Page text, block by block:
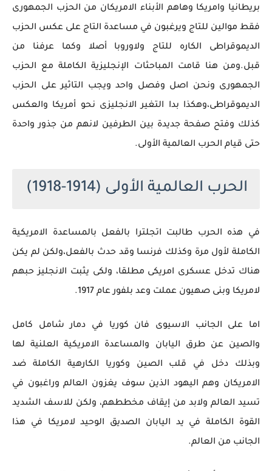
بريطانيا وامريكا وهاهم الأبناء الامريكان من الحزب الجمهورى
فقط موالين للتاج ويرغبون في مساعدة التاج على عكس الحزب
الديموقراطى الكاره للتاج ولاوروبا أصلا وكما عرفنا من
قبل.ومن هنا قامت المباحثات الإنجليزية الكاملة مع الحزب
الجمهورى ونحن اصل وفصل واحد ويجب التاثير على الحزب
الديموقراطى،وهكذا بدا التغير الانجليزى نحو أمريكا والعكس
كذلك وفتح صفحة جديدة بين الطرفين لانهم من جذور واحدة
حتى قيام الحرب العالمية الأولى.
الحرب العالمية الأولى (1914-1918)
في هذه الحرب طالبت اتجلترا بالفعل بالمساعدة الامريكية
الكاملة لأول مرة وكذلك فرنسا وقد حدث بالفعل،ولكن لم يكن
هناك تدخل عسكرى امريكى مطلقا، ولكى يثبت الانجليز حبهم
لامريكا وبنى صهيون عملت وعد بلفور عام 1917.
اما على الجانب الاسيوى فان كوريا في دمار شامل كامل
والصين عن طرق اليابان والمساعدة الامريكية العلنية لها
وبذلك دخل في قلب الصين وكوريا الكارهية الكاملة ضد
الامريكان وهم اليهود الذين سوف يغزون العالم وراغبون في
تسيد العالم ولابد من إيقاف مخططهم، ولكن للاسف الشديد
القوة الكاملة في يد اليابان الصديق الوحيد لامريكا في هذا
الجانب من العالم.